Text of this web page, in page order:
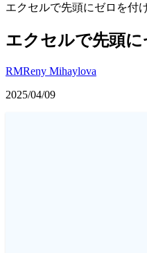
エクセルで先頭にゼロを付
エクセルで先頭
RMReny Mihaylova
2025/04/09